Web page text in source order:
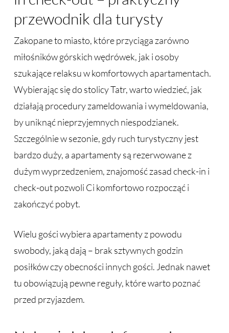
przewodnik dla turysty
Zakopane to miasto, które przyciąga zarówno
miłośników górskich wędrówek, jak i osoby
szukające relaksu w komfortowych apartamentach.
Wybierając się do stolicy Tatr, warto wiedzieć, jak
działają procedury zameldowania i wymeldowania,
by uniknąć nieprzyjemnych niespodzianek.
Szczególnie w sezonie, gdy ruch turystyczny jest
bardzo duży, a apartamenty są rezerwowane z
dużym wyprzedzeniem, znajomość zasad check-in i
check-out pozwoli Ci komfortowo rozpocząć i
zakończyć pobyt.
Wielu gości wybiera apartamenty z powodu
swobody, jaką dają – brak sztywnych godzin
posiłków czy obecności innych gości. Jednak nawet
tu obowiązują pewne reguły, które warto poznać
przed przyjazdem.